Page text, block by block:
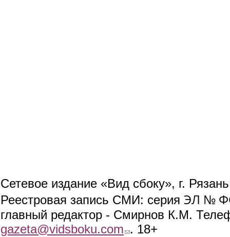
Сетевое издание «Вид сбоку», г.
Реестровая запись СМИ: серия ЭЛ №
главный редактор - Смирнов К.М.
gazeta@vidsboku.com (link sends e-mail)
. 18+